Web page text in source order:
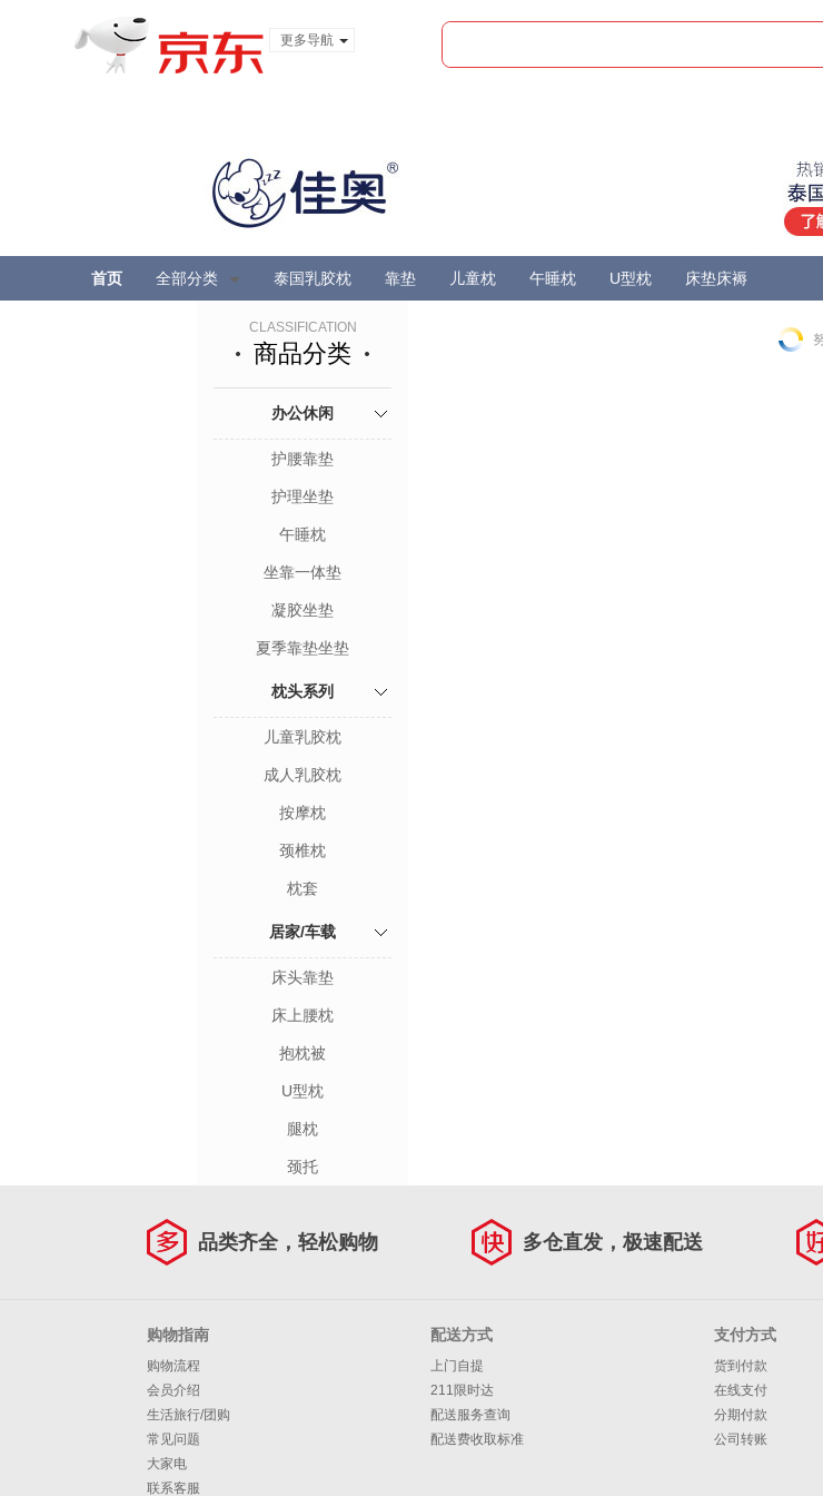
更多导航
首页 全部分类 泰国乳胶枕 靠垫 儿童枕 午睡枕 U型枕 床垫床褥
CLASSIFICATION
商品分类
办公休闲
护腰靠垫
护理坐垫
午睡枕
坐靠一体垫
凝胶坐垫
夏季靠垫坐垫
枕头系列
儿童乳胶枕
成人乳胶枕
按摩枕
颈椎枕
枕套
居家/车载
床头靠垫
床上腰枕
抱枕被
U型枕
腿枕
颈托
品类齐全，轻松购物 多仓直发，极速配送
购物指南
购物流程
会员介绍
生活旅行/团购
常见问题
大家电
联系客服
配送方式
上门自提
211限时达
配送服务查询
配送费收取标准
支付方式
货到付款
在线支付
分期付款
公司转账